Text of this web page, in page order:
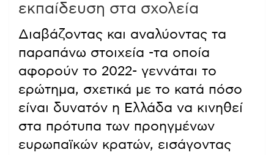
εκπαίδευση στα σχολεία
Διαβάζοντας και αναλύοντας τα
παραπάνω στοιχεία -τα οποία
αφορούν το 2022- γεννάται το
ερώτημα, σχετικά με το κατά πόσο
είναι δυνατόν η Ελλάδα να κινηθεί
στα πρότυπα των προηγμένων
ευρωπαϊκών κρατών, εισάγοντας